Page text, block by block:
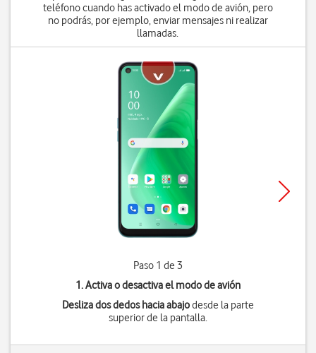
teléfono cuando has activado el modo de avión, pero
no podrás, por ejemplo, enviar mensajes ni realizar
llamadas.
Paso 1 de 3
1. Activa o desactiva el modo de avión
Desliza dos dedos hacia abajodesde la parte
superior de la pantalla.